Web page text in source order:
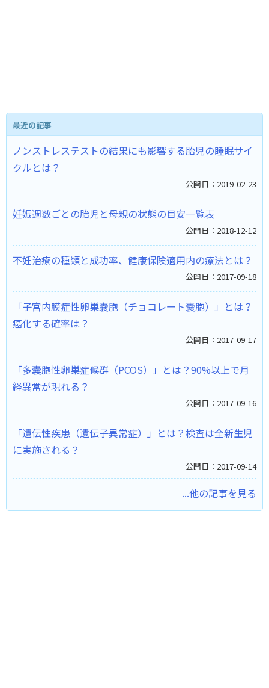
最近の記事
ノンストレステストの結果にも影響する胎児の睡眠サイ
クルとは？ ​
公開日：2019-02-23
妊娠週数ごとの胎児と母親の状態の目安一覧表
公開日：2018-12-12
不妊治療の種類と成功率、健康保険適用内の療法とは？
公開日：2017-09-18
「子宮内膜症性卵巣嚢胞（チョコレート嚢胞）」とは？
癌化する確率は？
公開日：2017-09-17
「多嚢胞性卵巣症候群（PCOS）」とは？90%以上で月
経異常が現れる？
公開日：2017-09-16
「遺伝性疾患（遺伝子異常症）」とは？検査は全新生児
に実施される？
公開日：2017-09-14
...他の記事を見る